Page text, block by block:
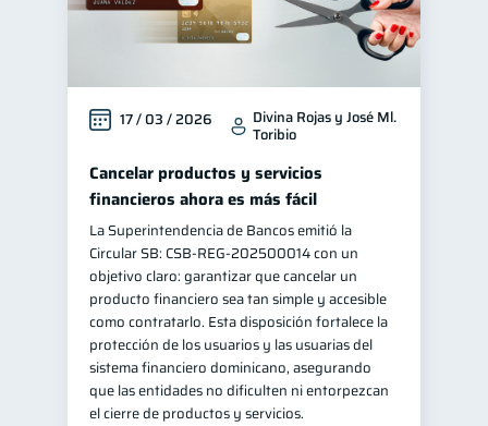
17 / 03 / 2026 Divina Rojas y José Ml.
Toribio
Cancelar productos y servicios
financieros ahora es más fácil
La Superintendencia de Bancos emitió la
Circular SB: CSB‑REG‑202500014 con un
objetivo claro: garantizar que cancelar un
producto financiero sea tan simple y accesible
como contratarlo. Esta disposición fortalece la
protección de los usuarios y las usuarias del
sistema financiero dominicano, asegurando
que las entidades no dificulten ni entorpezcan
el cierre de productos y servicios.